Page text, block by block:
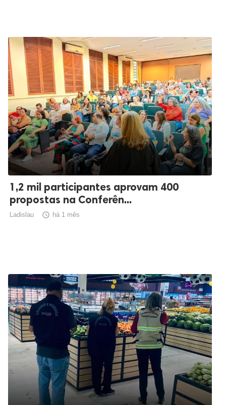
1,2 mil participantes aprovam 400
propostas na Conferên...
Ladislau  há 1 mês